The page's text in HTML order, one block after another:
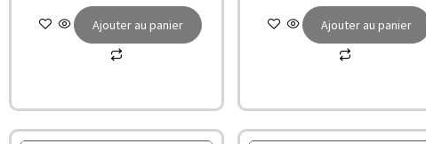
Ajouter au panier Ajouter au panier